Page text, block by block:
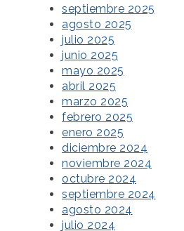
septiembre 2025
agosto 2025
julio 2025
junio 2025
mayo 2025
abril 2025
marzo 2025
febrero 2025
enero 2025
diciembre 2024
noviembre 2024
octubre 2024
septiembre 2024
agosto 2024
julio 2024